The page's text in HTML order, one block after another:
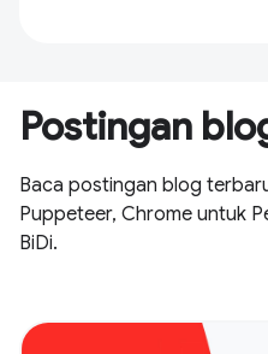
Postingan
Baca postingan blog
Puppeteer, Chrome untuk
BiDi.